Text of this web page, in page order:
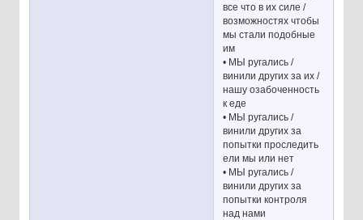
все что в их силе /
возможностях чтобы
мы стали подобные
им
• МЫ ругались /
винили других за их /
нашу озабоченность
к еде
• МЫ ругались /
винили других за
попытки проследить
ели мы или нет
• МЫ ругались /
винили других за
попытки контроля
над нами